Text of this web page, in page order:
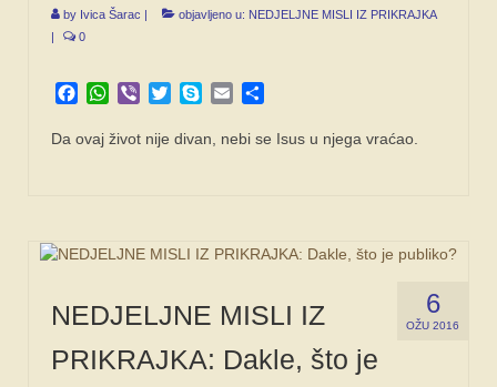
by Ivica Šarac | objavljeno u: NEDJELJNE MISLI IZ PRIKRAJKA
|
0
Facebook
WhatsApp
Viber TwitterSkypeEmail
Da ovaj život nije divan, nebi se Isus u njega vraćao.
6
OŽU 2016
NEDJELJNE MISLI IZ
PRIKRAJKA: Dakle, što je